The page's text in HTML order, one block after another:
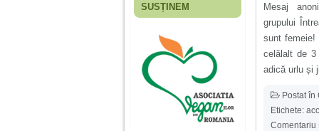
Fiica mea s-a nascut
ani, privind in urma
realizez cat de multe
greseli am facut in
educatia si cresterea
ei, am fost o mama
egoista, preocupata
de implinirea
profesionala, cand ea
era mica am neglijat-
SUSȚINEM
Mesaj
grupului
sunt
celălalt de 3
adică urlu și
Postat în
Etichete:
Comentariu